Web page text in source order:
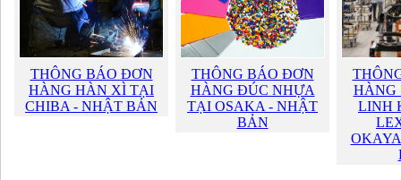
THÔNG BÁO ĐƠN
HÀNG HÀN XÌ TẠI
CHIBA - NHẬT BẢN
THÔNG BÁO ĐƠN
HÀNG ĐÚC NHỰA
TẠI OSAKA - NHẬT
BẢN
HÀNG
LINH